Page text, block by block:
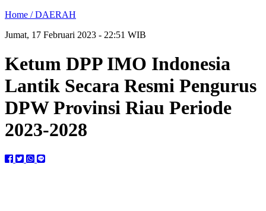
Home /DAERAH
Jumat, 17 Februari 2023 - 22:51 WIB
Ketum DPP IMO Indonesia
Lantik Secara Resmi Pengurus
DPW Provinsi Riau Periode
2023-2028